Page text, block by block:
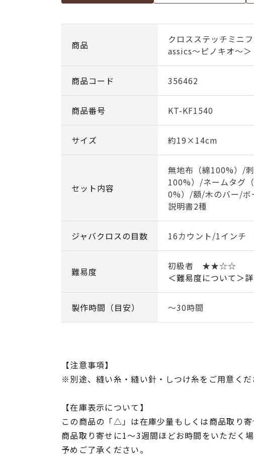
商品
クロスステッチミニ
assics～ピノキオ～＞
商品コード 356462
商品番号 KT-KF1540
サイズ 約19×14cm
セット内容
無地布（綿100%）/
100%）/ネームタグ
0%）/額/木のバー/
説明書2種
ジャバクロスの目数 16カウント/1イン
難易度
初級者 ★★☆☆
＜難易度について＞
製作時間（目安） ～30時間
【注意事項】
※別途、縫い糸・縫い針・しつけ糸をご用意くだ
【在庫表示について】
この商品の「△」は在庫少量もしくは商品取り寄
商品取り寄せに1～3週間ほどお時間をいただく
予めご了承ください。